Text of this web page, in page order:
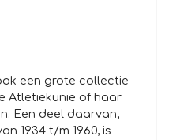
een grote collectie
Atletiekunie of haar
Een deel daarvan,
1934 t/m 1960, is